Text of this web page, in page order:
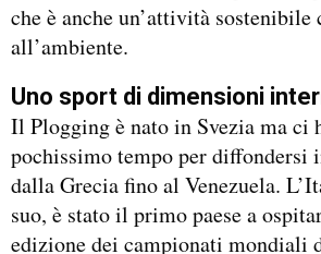
che è anche un’attività sostenibile
all’ambiente.
Uno sport di dimensioni
Il Plogging è nato in Svezia ma ci
pochissimo tempo per diffondersi
dalla Grecia fino al Venezuela.
suo, è stato il primo paese a
edizione dei campionati mondiali